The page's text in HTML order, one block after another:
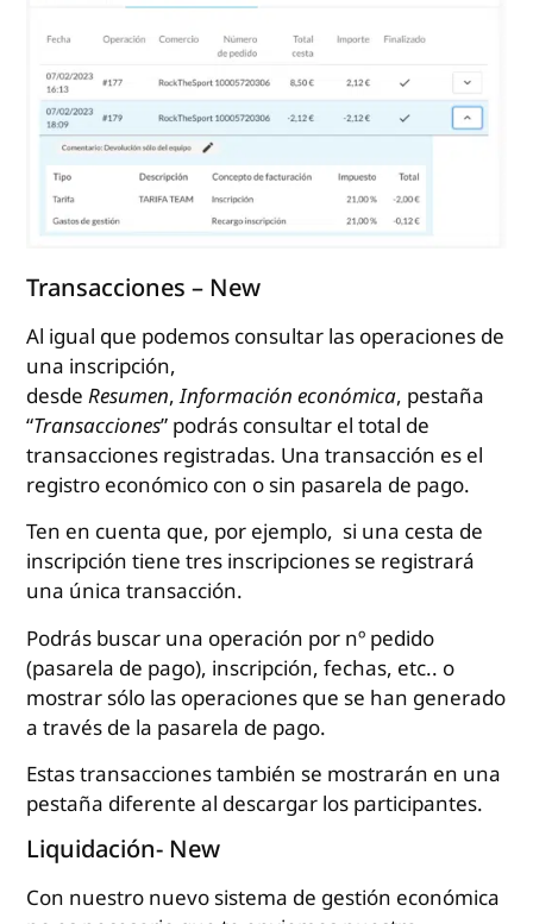
Transacciones – New
Al igual que podemos consultar las operaciones de
una inscripción,
desdeResumen,Información económica, pestaña
“Transacciones” podrás consultar el total de
transacciones registradas. Una transacción es el
registro económico con o sin pasarela de pago.
Ten en cuenta que, por ejemplo, si una cesta de
inscripción tiene tres inscripciones se registrará
una única transacción.
Podrás buscar una operación por nº pedido
(pasarela de pago), inscripción, fechas, etc.. o
mostrar sólo las operaciones que se han generado
a través de la pasarela de pago.
Estas transacciones también se mostrarán en una
pestaña diferente al descargar los participantes.
Liquidación- New
Con nuestro nuevo sistema de gestión económica